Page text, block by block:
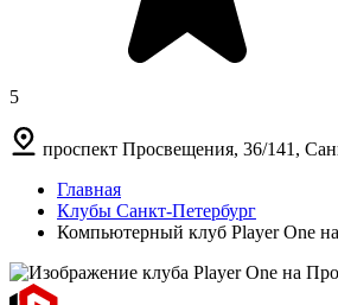
5
проспект Просвещения, 36/141,
Главная
Клубы Санкт-Петербург
Компьютерный клуб Player One